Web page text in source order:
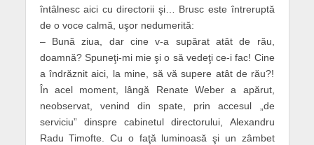
întâlnesc aici cu directorii şi… Brusc este întreruptă
de o voce calmă, uşor nedumerită:
– Bună ziua, dar cine v-a supărat atât de rău,
doamnă? Spuneţi-mi mie şi o să vedeţi ce-i fac! Cine
a îndrăznit aici, la mine, să vă supere atât de rău?!
În acel moment, lângă Renate Weber a apărut,
neobservat, venind din spate, prin accesul „de
serviciu” dinspre cabinetul directorului, Alexandru
Radu Timofte. Cu o faţă luminoasă şi un zâmbet